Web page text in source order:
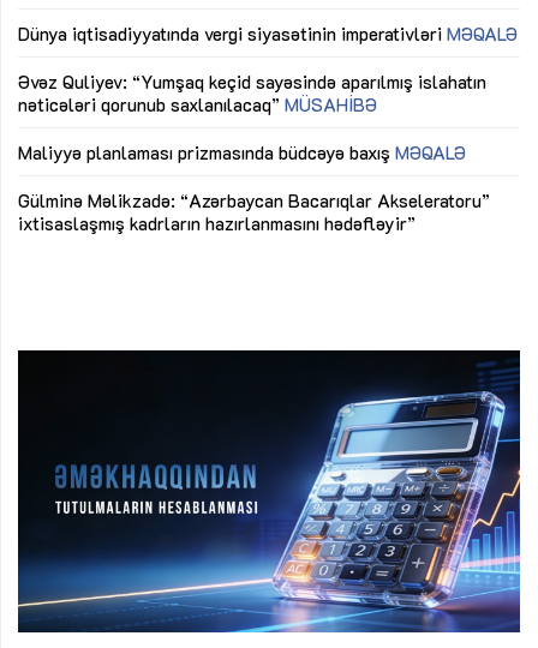
Dünya iqtisadiyyatında vergi siyasətinin imperativləri MƏQALƏ
Əvəz Quliyev: “Yumşaq keçid sayəsində aparılmış islahatın
nəticələri qorunub saxlanılacaq” MÜSAHİBƏ
Maliyyə planlaması prizmasında büdcəyə baxış MƏQALƏ
Gülminə Məlikzadə: “Azərbaycan Bacarıqlar Akseleratoru”
ixtisaslaşmış kadrların hazırlanmasını hədəfləyir”